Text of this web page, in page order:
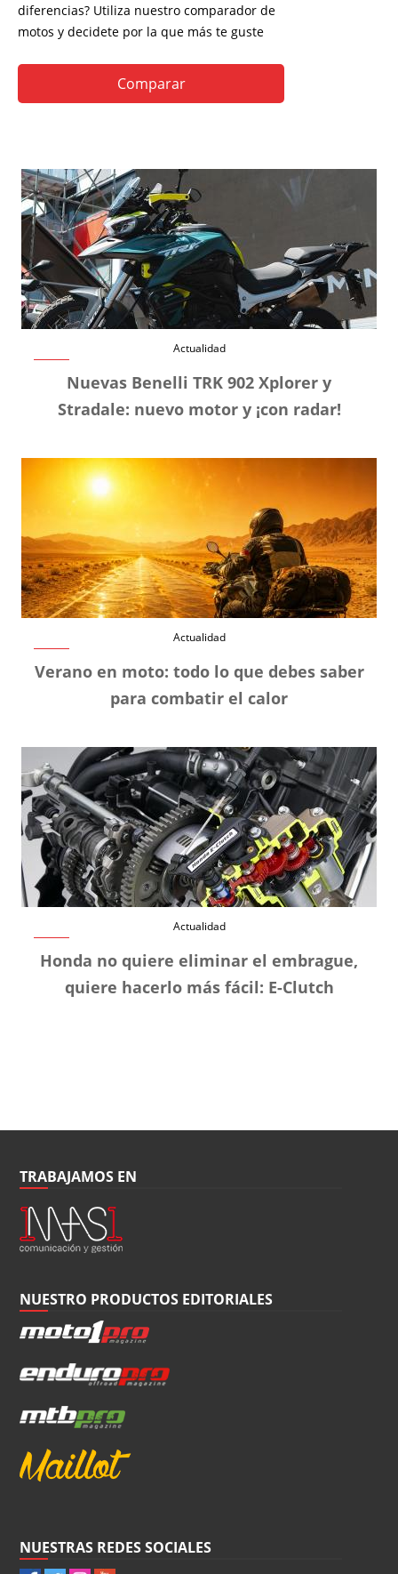
diferencias? Utiliza nuestro comparador de
motos y decidete por la que más te guste
Comparar
Actualidad
Nuevas Benelli TRK 902 Xplorer y
Stradale: nuevo motor y ¡con radar!
Actualidad
Verano en moto: todo lo que debes saber
para combatir el calor
Actualidad
Honda no quiere eliminar el embrague,
quiere hacerlo más fácil: E-Clutch
TRABAJAMOS EN
NUESTRO PRODUCTOS EDITORIALES
NUESTRAS REDES SOCIALES